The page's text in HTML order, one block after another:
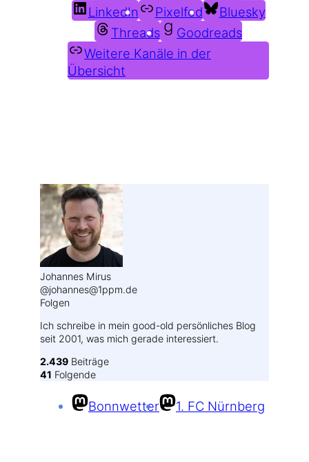
LinkedIn
Pixelfed
Bluesky
Threads
Goodreads
Weitere Kanäle in der
Übersicht
Johannes Mirus
@johannes@1ppm.de
Folgen
Ich schreibe in mein good-old persönliches Blog
seit 2001, was mich gerade interessiert.
2.439 Beiträge
41 Folgende
Bonnwetter 1. FC Nürnberg